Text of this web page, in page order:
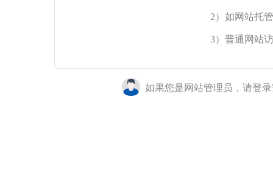
2）如网站托
3）普通网站
如果您是网站管理员，请登